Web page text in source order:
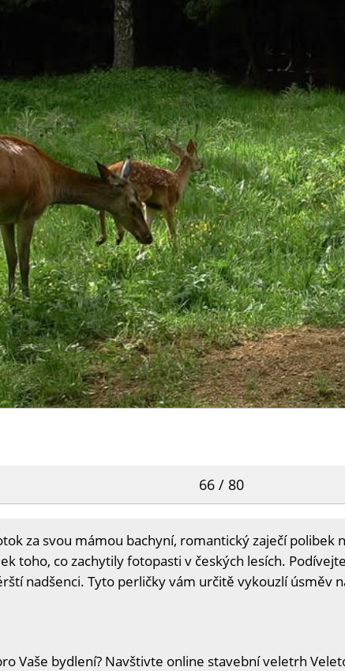
66 / 80
za svou mámou bachyní, romantický zaječí polibek
toho, co zachytily fotopasti v českých lesích.
nadšenci. Tyto perličky vám určitě vykouzlí úsměv
Vaše bydlení? Navštivte online stavební veletrh